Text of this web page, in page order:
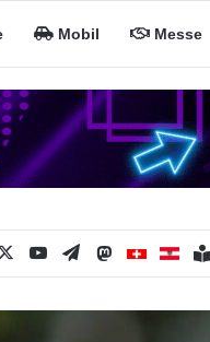
Mobil Messe
YouTubeTelegramMastodon
MiNa